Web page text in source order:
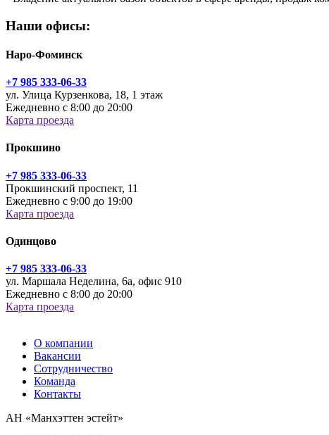
Наши офисы:
Наро-Фоминск
+7 985 333-06-33
ул. Улица Курзенкова, 18, 1 этаж
Ежедневно с 8:00 до 20:00
Карта проезда
Прокшино
+7 985 333-06-33
Прокшинский проспект, 11
Ежедневно с 9:00 до 19:00
Карта проезда
Одинцово
+7 985 333-06-33
ул. Маршала Неделина, 6а, офис 910
Ежедневно с 8:00 до 20:00
Карта проезда
О компании
Вакансии
Сотрудничество
Команда
Контакты
АН «Манхэттен эстейт»